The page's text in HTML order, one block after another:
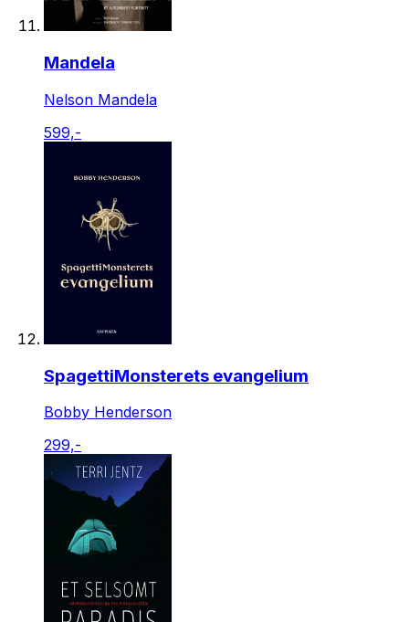
Mandela
Nelson Mandela
599,-
SpagettiMonsterets evangelium
Bobby Henderson
299,-